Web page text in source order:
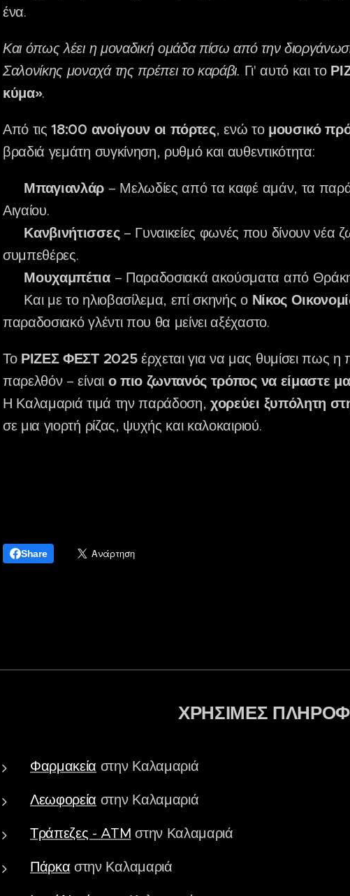
ένα.
Και όπως λέει η μοναδική ομάδα πίσω από την
Σαλονίκης μοναχά της πρέπει το καράβι. Γι' αυτό και το
κύμα».
Από τις18:00 ανοίγουν οι πόρτες, ενώ το μουσικό
βραδιά γεμάτη συγκίνηση, ρυθμό και αυθεντικότητα:
Μπαγιανλάρ – Μελωδίες από τα καφέ αμάν, τα
Αιγαίου.
Κανβινήτισσες– Γυναικείες φωνές που δίνουν νέα
συμπεθέρες.
Μουχαμπέτια– Παραδοσιακά ακούσματα από
🌅 Και με το ηλιοβασίλεμα, επί σκηνής ο Νίκος
παραδοσιακό γλέντι που θα μείνει αξέχαστο.
Το ΡΙΖΕΣ ΦΕΣΤ 2025έρχεται για να μας θυμίσει πως η
παρελθόν – είναι ο πιο ζωντανός τρόπος να είμαστε
Η Καλαμαριά τιμά την παράδοση,χορεύει ξυπόλητη
σε μια γιορτή ρίζας, ψυχής και καλοκαιριού.
Share
ΧΡΗΣΙΜΕΣ
Φαρμακεία στην Καλαμαριά
Λεωφορεία στην Καλαμαριά
Τράπεζες - ATM στην Καλαμαριά
Πάρκα στην Καλαμαριά